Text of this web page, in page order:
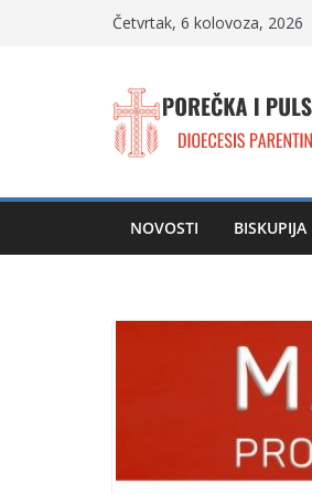
Četvrtak, 6 kolovoza, 2026
NOVOSTI BISKUPIJA